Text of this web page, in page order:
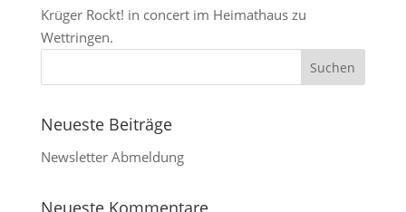
Krüger Rockt! in concert im Heimathaus zu
Wettringen.
Neueste Beiträge
Newsletter Abmeldung
Neueste Kommentare